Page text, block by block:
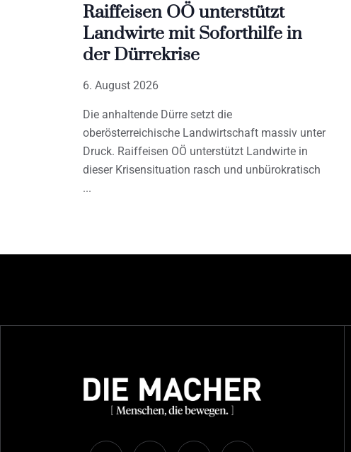
Raiffeisen OÖ unterstützt
Landwirte mit Soforthilfe in
der Dürrekrise
6. August 2026
Die anhaltende Dürre setzt die
oberösterreichische Landwirtschaft massiv unter
Druck. Raiffeisen OÖ unterstützt Landwirte in
dieser Krisensituation rasch und unbürokratisch